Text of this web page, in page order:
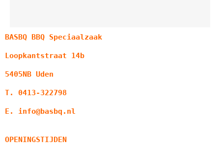
BASBQ BBQ Speciaalzaak
Loopkantstraat 14b
5405NB Uden
T. 0413-322798
E. info@basbq.nl
OPENINGSTIJDEN